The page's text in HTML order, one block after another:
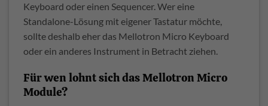
Keyboard oder einen Sequencer. Wer eine
Standalone-Lösung mit eigener Tastatur möchte,
sollte deshalb eher das Mellotron Micro Keyboard
oder ein anderes Instrument in Betracht ziehen.
Für wen lohnt sich das Mellotron Micro
Module?